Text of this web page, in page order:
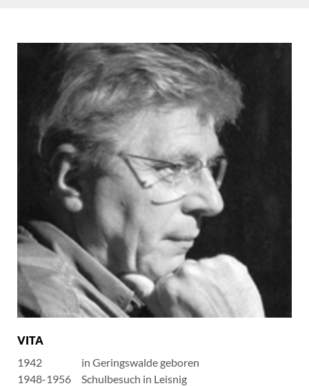
VITA
1942
in Geringswalde geboren
1948-1956
Schulbesuch in Leisnig